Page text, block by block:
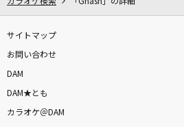
[生音]サウダージ
サイトマップ
お問い合わせ
DAM
DAM★とも
カラオケ＠DAM